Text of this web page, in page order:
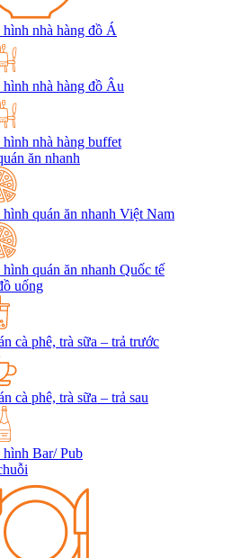
nhà hàng đồ Á
nhà hàng đồ Âu
nhà hàng buffet
ăn nhanh
quán ăn nhanh Việt Nam
quán ăn nhanh Quốc tế
uống
cà phê, trà sữa – trả trước
cà phê, trà sữa – trả sau
Bar/ Pub